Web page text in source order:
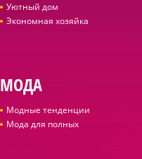
Уютный дом
Экономная хозяйка
МОДА
Модные тенденции
Мода для полных